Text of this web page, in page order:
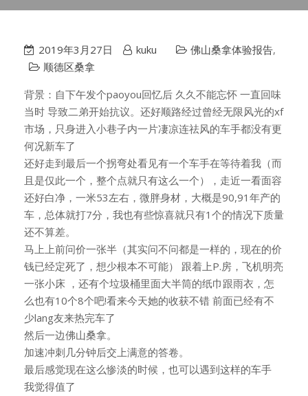
2019年3月27日 kuku 佛山桑拿体验报告,
顺德区桑拿
背景：自下午发个paoyou回忆后 久久不能忘怀 一直回味
当时 导致二弟开始抗议。还好顺路经过曾经无限风光的xf
市场，只身进入小巷子内一片凄凉连祛风的车手都没有更
何况新车了
还好走到最后一个拐弯处看见有一个车手在等待着我（而
且是仅此一个，整个点就只有这么一个），走近一看面容
还好白净，一米53左右，微胖身材，大概是90,91年产的
车，总体就打7分，我也有些惊喜就只有1个的情况下质量
还不算差。
马上上前问价一张半（其实问不问都是一样的，现在的价
钱已经定死了，想少根本不可能） 跟着上P.房，飞机明亮
一张小床 ，还有个垃圾桶里面大半筒的纸巾跟雨衣，怎
么也有10个8个吧!看来今天她的收获不错 前面已经有不
少lang友来热完车了
然后一边佛山桑拿。
加速冲刺几分钟后交上满意的答卷。
最后感觉现在这么惨淡的时候，也可以遇到这样的车手
我觉得值了